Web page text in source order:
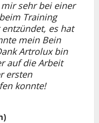
sehr bei einer
Training
es hat
mein Bein
Artrolux bin
auf die Arbeit
ersten
konnte!